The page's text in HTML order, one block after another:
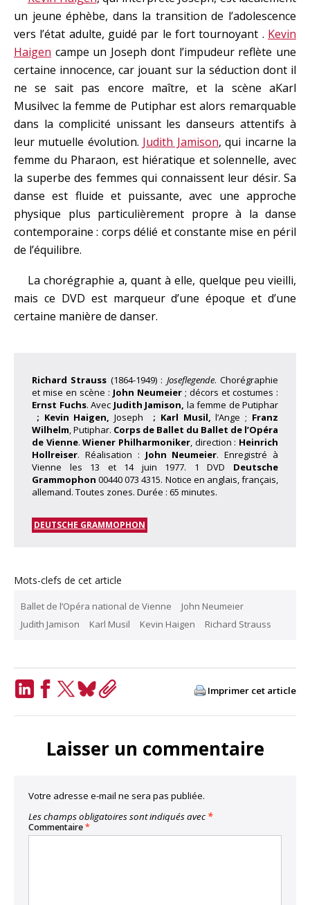
un jeune éphèbe, dans la transition de l’adolescence
vers l’état adulte, guidé par le fort tournoyant . Kevin
Haigen campe un Joseph dont l’impudeur reflète une
certaine innocence, car jouant sur la séduction dont il
ne se sait pas encore maître, et la scène aKarl
Musilvec la femme de Putiphar est alors remarquable
dans la complicité unissant les danseurs attentifs à
leur mutuelle évolution. Judith Jamison, qui incarne la
femme du Pharaon, est hiératique et solennelle, avec
la superbe des femmes qui connaissent leur désir. Sa
danse est fluide et puissante, avec une approche
physique plus particulièrement propre à la danse
contemporaine : corps délié et constante mise en péril
de l’équilibre.
La chorégraphie a, quant à elle, quelque peu vieilli,
mais ce DVD est marqueur d’une époque et d’une
certaine manière de danser.
Richard Strauss (1864-1949) : Joseflegende.Chorégraphie
et mise en scène : John Neumeier ; décors et costumes :
Ernst Fuchs. Avec Judith Jamison, la femme de Putiphar
; Kevin Haigen,Joseph ; Karl Musil,l’Ange ; Franz
Wilhelm, Putiphar. Corps de Ballet du Ballet de l’Opéra
de Vienne.Wiener Philharmoniker, direction : Heinrich
Hollreiser. Réalisation : John Neumeier. Enregistré à
Vienne les 13 et 14 juin 1977. 1 DVD Deutsche
Grammophon 00440 073 4315. Notice en anglais, français,
allemand. Toutes zones. Durée : 65 minutes.
DEUTSCHE GRAMMOPHON
Mots-clefs de cet article
Ballet de l’Opéra national de Vienne
John Neumeier
Judith Jamison
Karl Musil Kevin Haigen Richard Strauss
Imprimer cet article
Laisser un commentaire
Votre adresse e-mail ne sera pas publiée.
Les champs obligatoires sont indiqués avec *
Commentaire*